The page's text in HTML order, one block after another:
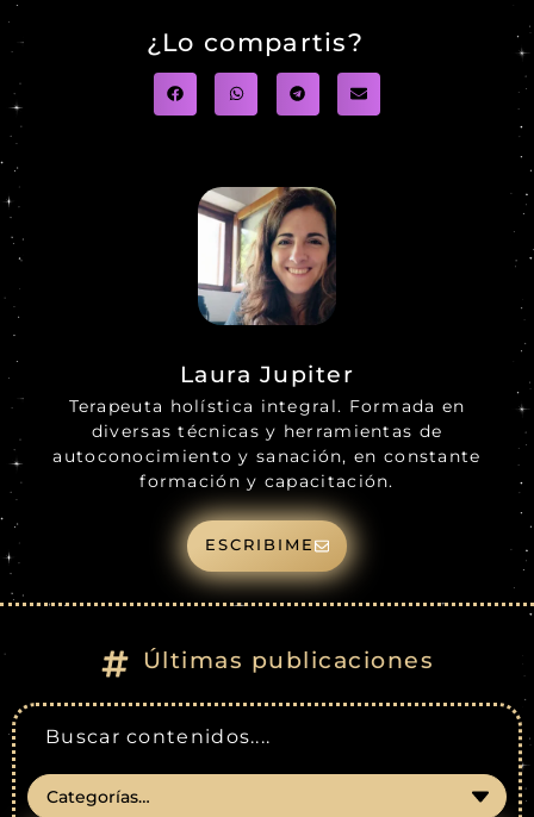
¿Lo compartis?
Laura Jupiter
Terapeuta holística integral. Formada en
diversas técnicas y herramientas de
autoconocimiento y sanación, en constante
formación y capacitación.
ESCRIBIME
Últimas publicaciones